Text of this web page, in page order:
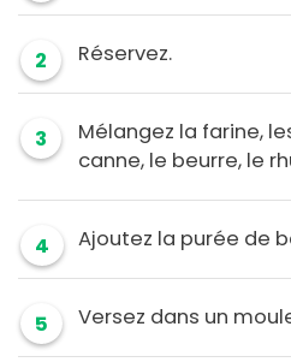
2 Réservez.
3
Mélangez la farine,
canne, le beurre, le
4 Ajoutez la purée de
5 Versez dans un